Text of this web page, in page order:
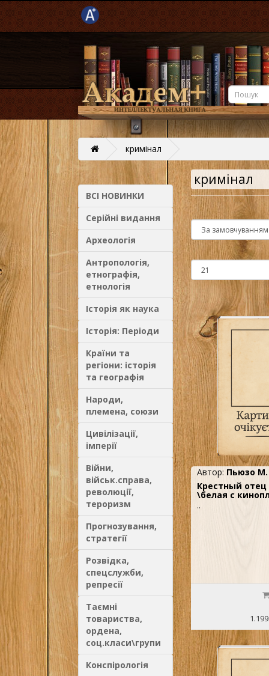
кримінал
ВСІ НОВИНКИ
Серійні видання
Археологія
Антропологія,
етнографія,
етнологія
Історія як наука
Історія: Періоди
Країни та
регіони: історія
та географія
Народи,
племена, союзи
Цивілізації,
імперії
Війни,
військ.справа,
революції,
тероризм
Прогнозування,
стратегії
Розвідка,
спецслужби,
репресії
Таємні
товариства,
ордена,
соц.класи\групи
Конспірологія
кримінал
Автор: Пьюзо М.
Крестный отец
\белая с
..